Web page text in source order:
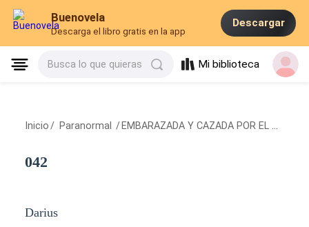
Buenovela
Descarga el libro gratis en la app
Descargar
Busca lo que quieras Mi biblioteca
Inicio / Paranormal / EMBARAZADA Y CAZADA POR EL ALFA MOTERO
042
Darius